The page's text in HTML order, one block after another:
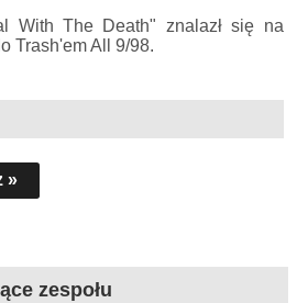
With The Death" znalazł się na
Trash'em All 9/98.
»
zespołu